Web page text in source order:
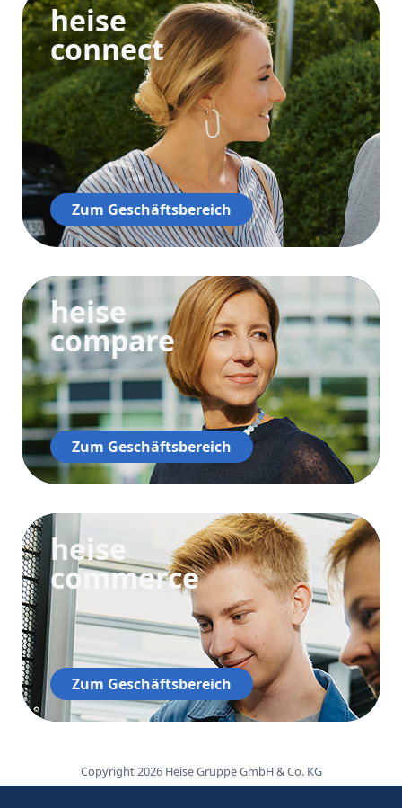
heise
connect
Zum Geschäftsbereich
heise
compare
Zum Geschäftsbereich
heise
commerce
Zum Geschäftsbereich
Copyright 2026 Heise Gruppe GmbH & Co. KG